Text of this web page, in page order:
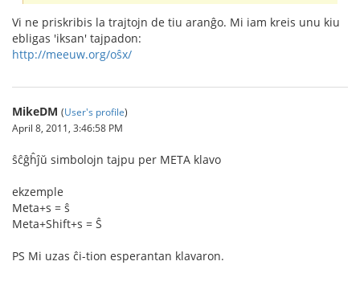
Vi ne priskribis la trajtojn de tiu aranĝo. Mi iam kreis unu kiu
ebligas 'iksan' tajpadon:
http://meeuw.org/oŝx/
MikeDM (User's profile)
April 8, 2011, 3:46:58 PM
ŝĉĝĥĵŭ simbolojn tajpu per META klavo
ekzemple
Meta+s = ŝ
Meta+Shift+s = Ŝ
PS Mi uzas ĉi-tion esperantan klavaron.